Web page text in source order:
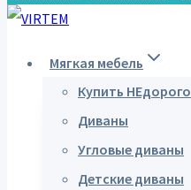
Мягкая мебель
Купить НЕдорого
Диваны
Угловые диваны
Детские диваны